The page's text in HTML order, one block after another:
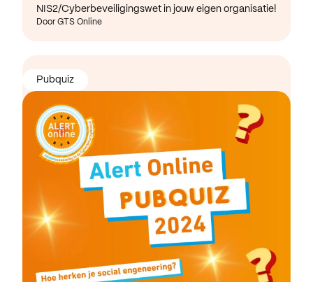
NIS2/Cyberbeveiligingswet in jouw eigen organisatie!
Door GTS Online
Pubquiz